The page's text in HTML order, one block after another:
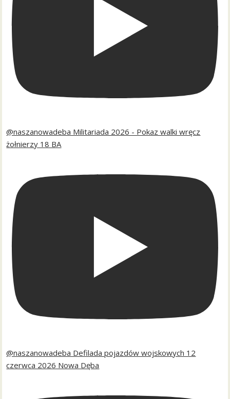
@naszanowadeba Militariada 2026 - Pokaz walki wręcz
żołnierzy 18 BA
@naszanowadeba Defilada pojazdów wojskowych 12
czerwca 2026 Nowa Dęba